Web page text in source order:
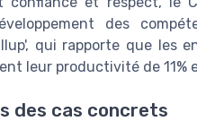
des
qui rapporte que les
leur productivité de 11%
des cas concrets